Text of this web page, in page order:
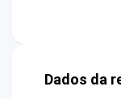
Dados da